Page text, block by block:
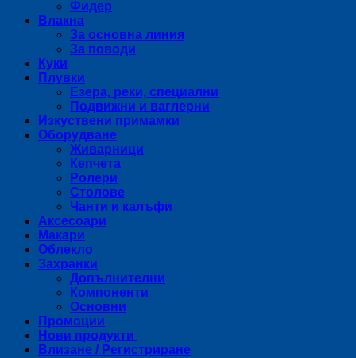
Фидер
Влакна
За основна линия
За поводи
Куки
Плувки
Езера, реки, специални
Подвижни и ваглерни
Изкуствени примамки
Оборудване
Живарници
Кепчета
Ролери
Столове
Чанти и калъфи
Аксесоари
Макари
Облекло
Захранки
Допълнителни
Компоненти
Основни
Промоции
Нови продукти
Влизане / Регистриране